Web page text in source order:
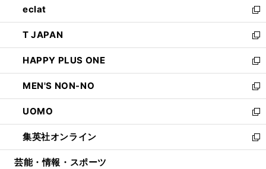
く
で
開
く
ド
ウ
で
開
く
ィ
ン
ド
ウ
で
開
く
い
ウ
ィ
ン
ド
ウ
で
開
く
eclat
新
し
い
ウ
ィ
ン
ド
ウ
で
開
く
T JAPAN
新
し
い
ウ
ィ
ン
ド
ウ
で
開
HAPPY PLUS ONE
新
し
い
ウ
ィ
ン
ド
ウ
MEN'S NON-NO
新
し
い
ウ
ィ
ン
UOMO
新
し
い
ウ
集英社オンライン
新
し
芸能・情報・スポーツ